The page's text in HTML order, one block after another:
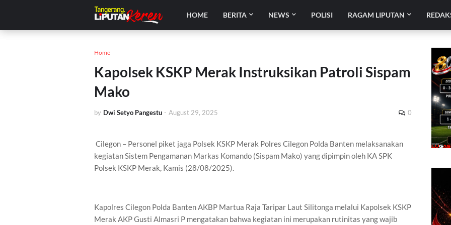
HOME BERITA NEWS POLISI RAGAM LIPUTAN
Home
Kapolsek KSKP Merak Instruksikan Patroli Sispam
Mako
by Dwi Setyo Pangestu - August 29, 2025 0
Cilegon – Personel piket jaga Polsek KSKP Merak Polres Cilegon Polda Banten melaksanakan
kegiatan Sistem Pengamanan Markas Komando (Sispam Mako) yang dipimpin oleh KA SPK
Polsek KSKP Merak, Kamis (28/08/2025).
Kapolres Cilegon Polda Banten AKBP Martua Raja Taripar Laut Silitonga melalui Kapolsek KSKP
Merak AKP Gusti Almasri P mengatakan bahwa kegiatan ini merupakan rutinitas yang wajib